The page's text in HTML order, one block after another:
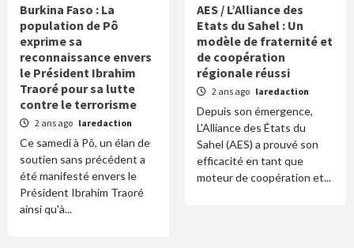
Burkina Faso : La
population de Pô
exprime sa
reconnaissance envers
le Président Ibrahim
Traoré pour sa lutte
contre le terrorisme
2 ans ago laredaction
Ce samedi à Pô, un élan de
soutien sans précédent a
été manifesté envers le
Président Ibrahim Traoré
ainsi qu'à...
AES / L’Alliance des
Etats du Sahel : Un
modèle de fraternité et
de coopération
régionale réussi
2 ans ago laredaction
Depuis son émergence,
L'Alliance des États du
Sahel (AES) a prouvé son
efficacité en tant que
moteur de coopération et...